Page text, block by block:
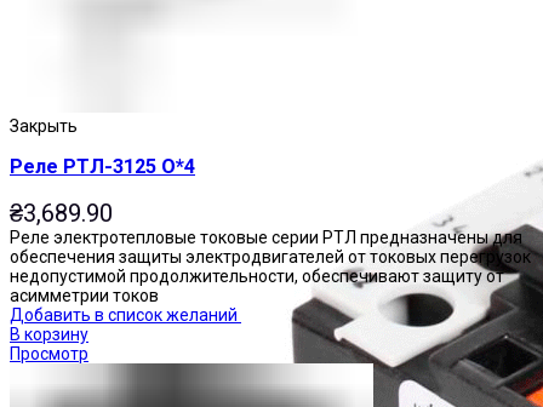
Закрыть
Реле РТЛ-3125 О*4
₴3,689.90
Реле электротепловые токовые серии РТЛ предназначены для
обеспечения защиты электродвигателей от токовых перегрузок
недопустимой продолжительности, обеспечивают защиту от
асимметрии токов
Добавить в список желаний
В корзину
Просмотр